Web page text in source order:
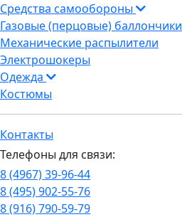
Средства самообороны
Газовые (перцовые) баллончики
Механические распылители
Электрошокеры
Одежда
Костюмы
Контакты
Телефоны для связи:
8 (4967) 39-96-44
8 (495) 902-55-76
8 (916) 790-59-79